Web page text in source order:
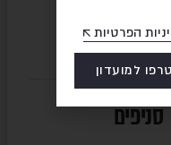
סניפים
הפרטיות
למועדון